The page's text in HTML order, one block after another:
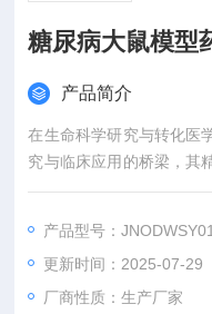
糖尿病大鼠模型
产品简介
在生命科学研究与转化医
究与临床应用的桥梁，其
值。吉奥蓝图（JENNIO-
机构、药企及医疗机构提
分析与成果转化的一站式
速创新成果落地。
产品型号：
更新时间：2025-07-29
厂商性质：生产厂家